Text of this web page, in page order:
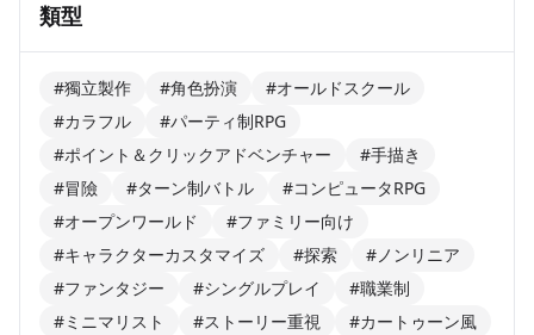
類型
#獨立製作 #角色扮演
#オールドスクール
#カラフル
#パーティ制RPG
#ポイント＆クリックアドベンチャー
#手描き
#冒險
#ターン制バトル
#コンピュータRPG
#オープンワールド
#ファミリー向け
#キャラクターカスタマイズ
#探索
#ノンリニア
#ファンタジー
#シングルプレイ
#職業制
#ミニマリスト
#ストーリー重視 #カートゥーン風